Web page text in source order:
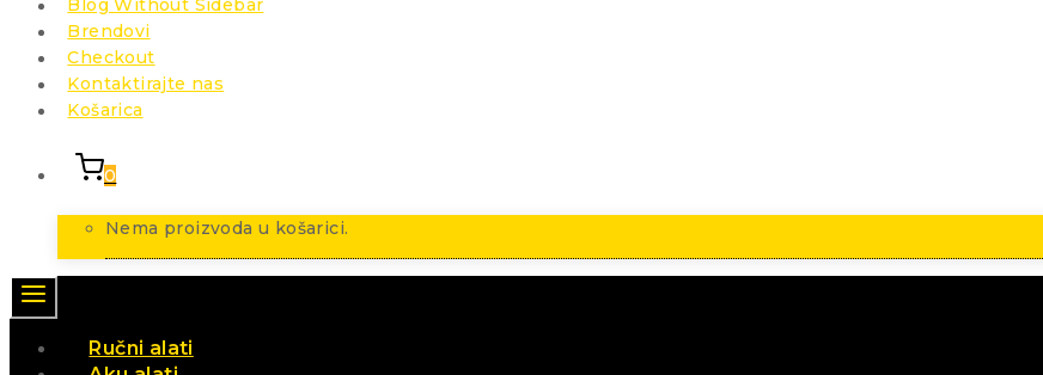
Blog Without Sidebar
Brendovi
Checkout
Kontaktirajte nas
Košarica
0
Nema proizvoda u košarici.
Ručni alati